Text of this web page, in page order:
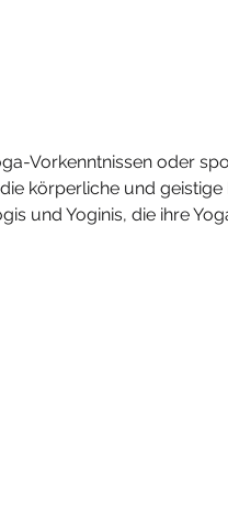
Vorkenntnissen oder
körperliche und geistige
und Yoginis, die ihre